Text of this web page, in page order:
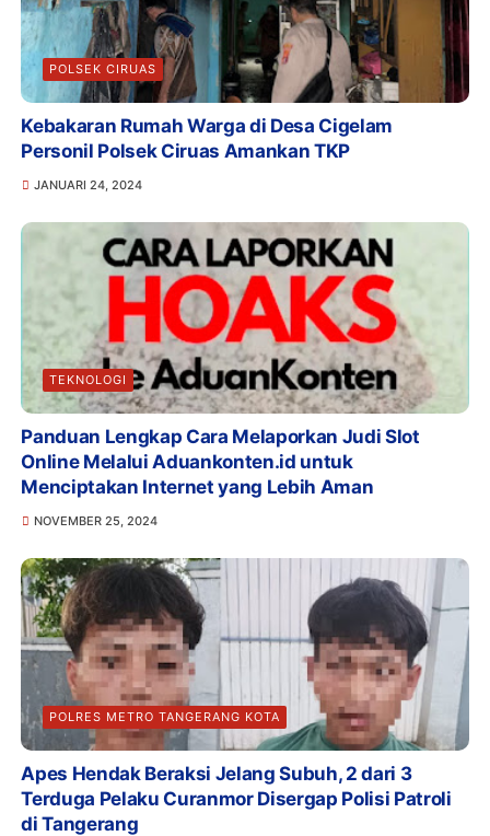
POLSEK CIRUAS
Kebakaran Rumah Warga di Desa Cigelam
Personil Polsek Ciruas Amankan TKP
JANUARI 24, 2024
TEKNOLOGI
Panduan Lengkap Cara Melaporkan Judi Slot
Online Melalui Aduankonten.id untuk
Menciptakan Internet yang Lebih Aman
NOVEMBER 25, 2024
POLRES METRO TANGERANG KOTA
Apes Hendak Beraksi Jelang Subuh, 2 dari 3
Terduga Pelaku Curanmor Disergap Polisi Patroli
di Tangerang